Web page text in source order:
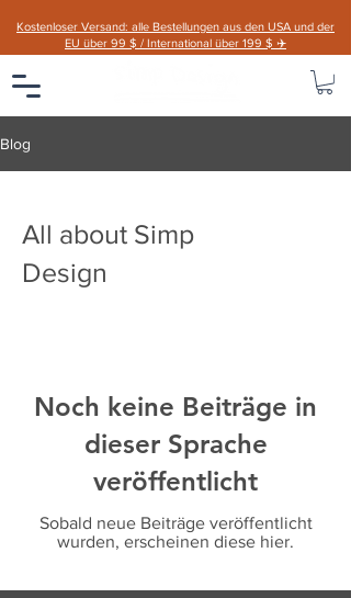
Kostenloser Versand: alle Bestellungen aus den USA und der
EU über 99 $ / International über 199 $ ✈️
Blog
All about Simp
Design
Noch keine Beiträge in
dieser Sprache
veröffentlicht
Sobald neue Beiträge veröffentlicht
wurden, erscheinen diese hier.